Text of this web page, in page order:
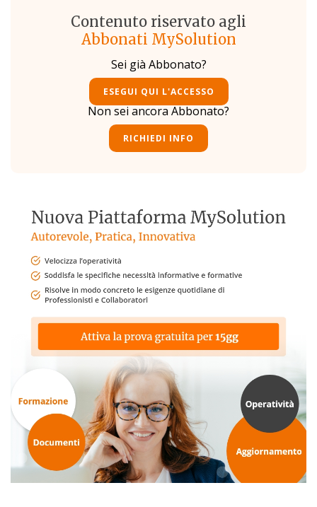
Contenuto riservato agli
Abbonati MySolution
Sei già Abbonato?
ESEGUI QUI L'ACCESSO
Non sei ancora Abbonato?
RICHIEDI INFO